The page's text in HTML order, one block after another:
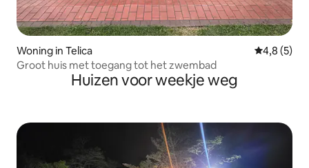
Woning in Telica
4,8 (5)
Groot huis met toegang tot het zwembad
Huizen voor weekje weg